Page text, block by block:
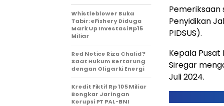
Pemeriksaan
Penyidikan
PIDSUS).
Kepala Pusat
Siregar
Juli 2024.
Whistleblower Buka
Tabir: eFishery Diduga
Mark Up Investasi Rp15
Miliar
Red Notice Riza Chalid?
Saat Hukum Bertarung
dengan Oligarki Energi
Kredit Fiktif Rp 105 Miliar
Bongkar Jaringan
Korupsi PT PAL-BNI